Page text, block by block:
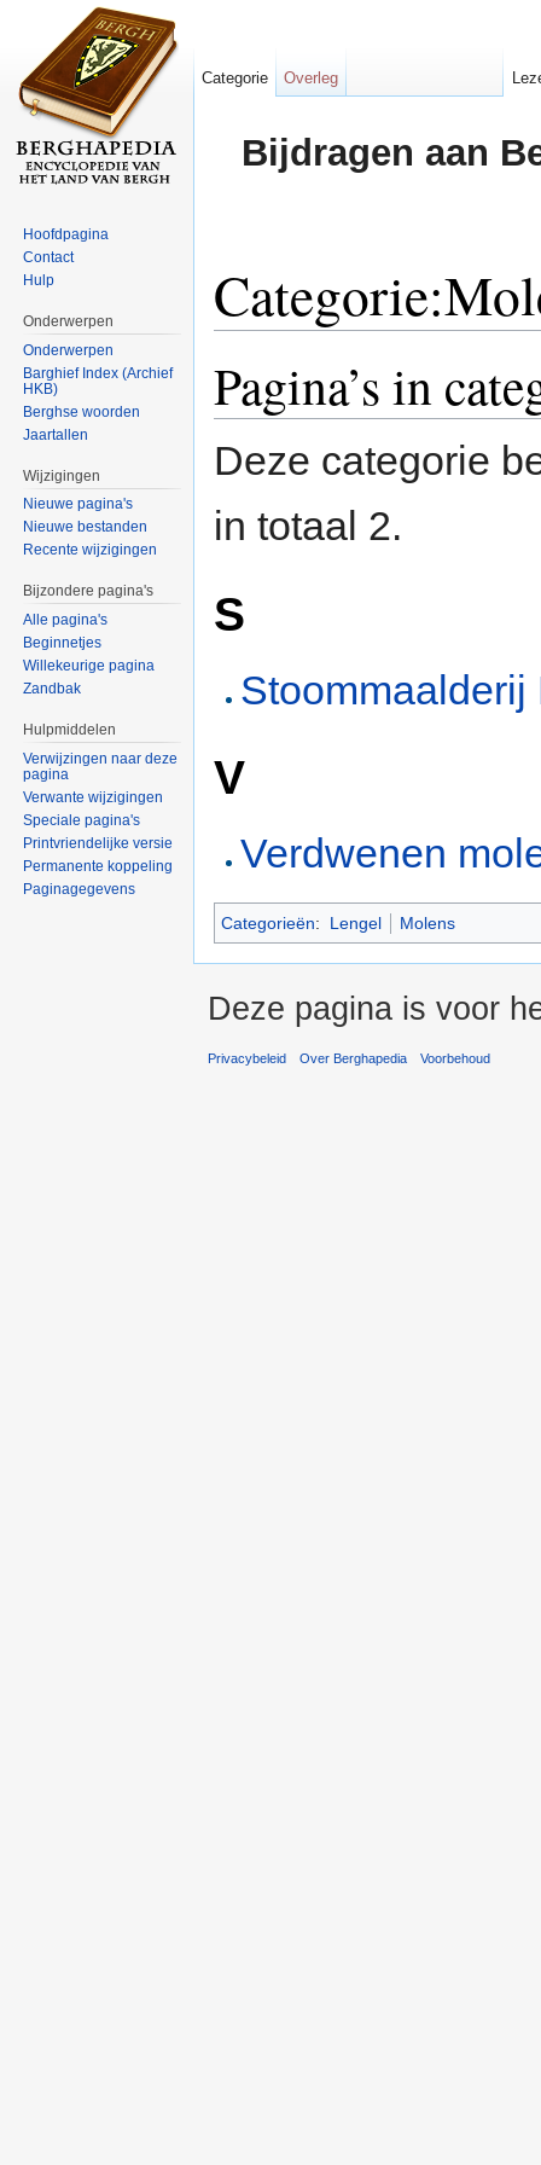
Bijdragen aan
Pagina’s in
Deze categorie
in totaal 2.
S
Stoommaalderij
V
Verdwenen
Categorieën: Lengel Molens
Categorie Overleg
Hoofdpagina
Contact
Hulp
Onderwerpen
Onderwerpen
Barghief Index (Archief
HKB)
Berghse woorden
Jaartallen
Wijzigingen
Nieuwe pagina's
Nieuwe bestanden
Recente wijzigingen
Bijzondere pagina's
Alle pagina's
Beginnetjes
Willekeurige pagina
Zandbak
Hulpmiddelen
Verwijzingen naar deze
pagina
Verwante wijzigingen
Speciale pagina's
Printvriendelijke versie
Permanente koppeling
Paginagegevens
Deze pagina is voor
Privacybeleid Over Berghapedia Voorbehoud